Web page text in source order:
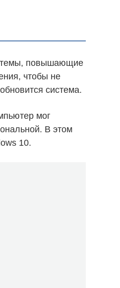
повышающие
чтобы не
система.
мог
В этом
10.